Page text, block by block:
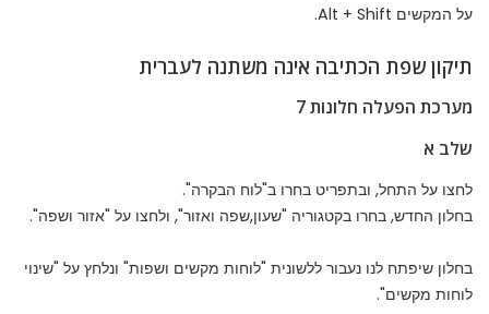
על המקשים Alt + Shift.
תיקון שפת הכתיבה אינה משתנה לעברית
מערכת הפעלה חלונות 7
שלב א
לחצו על התחל, ובתפריט בחרו ב"לוח הבקרה".
בחלון החדש, בחרו בקטגוריה "שעון,שפה ואזור", ולחצו על "אזור ושפה".
בחלון שיפתח לנו נעבור ללשונית "לוחות מקשים ושפות" ונלחץ על "שינוי
לוחות מקשים".